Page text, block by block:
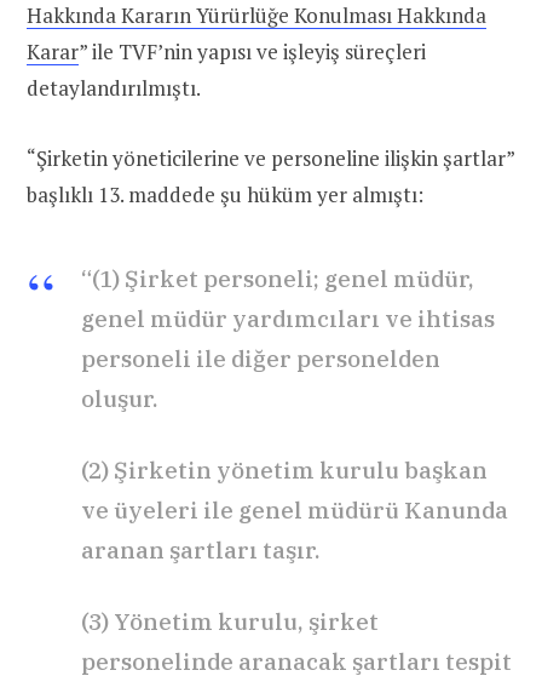
Hakkında Kararın Yürürlüğe Konulması Hakkında
Karar” ile TVF’nin yapısı ve işleyiş süreçleri
detaylandırılmıştı.
“Şirketin yöneticilerine ve personeline ilişkin şartlar”
başlıklı 13. maddede şu hüküm yer almıştı:
“(1) Şirket personeli; genel müdür,
genel müdür yardımcıları ve ihtisas
personeli ile diğer personelden
oluşur.
(2) Şirketin yönetim kurulu başkan
ve üyeleri ile genel müdürü Kanunda
aranan şartları taşır.
(3) Yönetim kurulu, şirket
personelinde aranacak şartları tespit